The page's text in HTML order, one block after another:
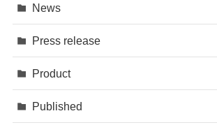
News
Press release
Product
Published